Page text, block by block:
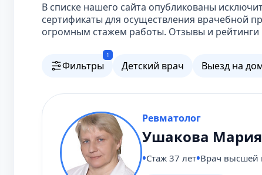
В списке нашего сайта опубликованы
сертификаты для осуществления врачебной
огромным стажем работы. Отзывы и рейтинги
Фильтры
1
Детский врач Выезд на
Ревматолог
Ушакова
Стаж 37 лет Врач высшей